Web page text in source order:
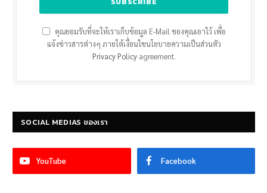
คุณยอมรับที่จะให้เราเก็บข้อมูล E-Mail ของคุณเอาไว้ เพื่อ
แจ้งข่าวสารต่างๆ ภายใต้เงื่อนไขนโยบายความเป็นส่วนตัว
Privacy Policyagreement.
SOCIAL MEDIAS ของเรา
YouTube Facebook